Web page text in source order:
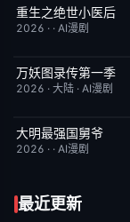
完结
重生之绝世小医后
2026 · · AI漫剧
完结
万妖图录传第一季
2026 · 大陆 · AI漫剧
完结
大明最强国舅爷
2026 · · AI漫剧
最近更新